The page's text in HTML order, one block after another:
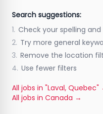
Search suggestions:
1. Check your spelling
2. Try more general
3. Remove the location
4. Use fewer filters
All jobs in "Laval, Quebec"
All jobs in Canada →